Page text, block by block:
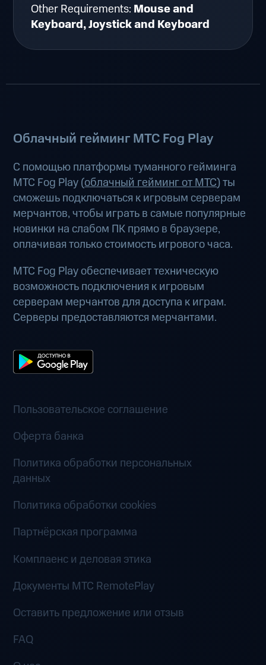
Other Requirements: Mouse and
Keyboard, Joystick and Keyboard
Облачный гейминг МТС Fog Play
С помощью платформы туманного гейминга
МТС Fog Play (облачный гейминг от МТС) ты
сможешь подключаться к игровым серверам
мерчантов, чтобы играть в самые популярные
новинки на слабом ПК прямо в браузере,
оплачивая только стоимость игрового часа.
МТС Fog Play обеспечивает техническую
возможность подключения к игровым
серверам мерчантов для доступа к играм.
Серверы предоставляются мерчантами.
Пользовательское соглашение
Оферта банка
Политика обработки персональных
данных
Политика обработки cookies
Партнёрская программа
Комплаенс и деловая этика
Документы MTC RemotePlay
Оставить предложение или отзыв
FAQ